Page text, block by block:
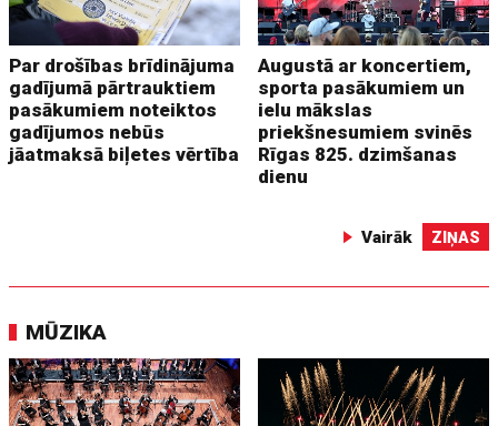
Par drošības brīdinājuma
gadījumā pārtrauktiem
pasākumiem noteiktos
gadījumos nebūs
jāatmaksā biļetes vērtība
Augustā ar koncertiem,
sporta pasākumiem un
ielu mākslas
priekšnesumiem svinēs
Rīgas 825. dzimšanas
dienu
Vairāk ZIŅAS
MŪZIKA